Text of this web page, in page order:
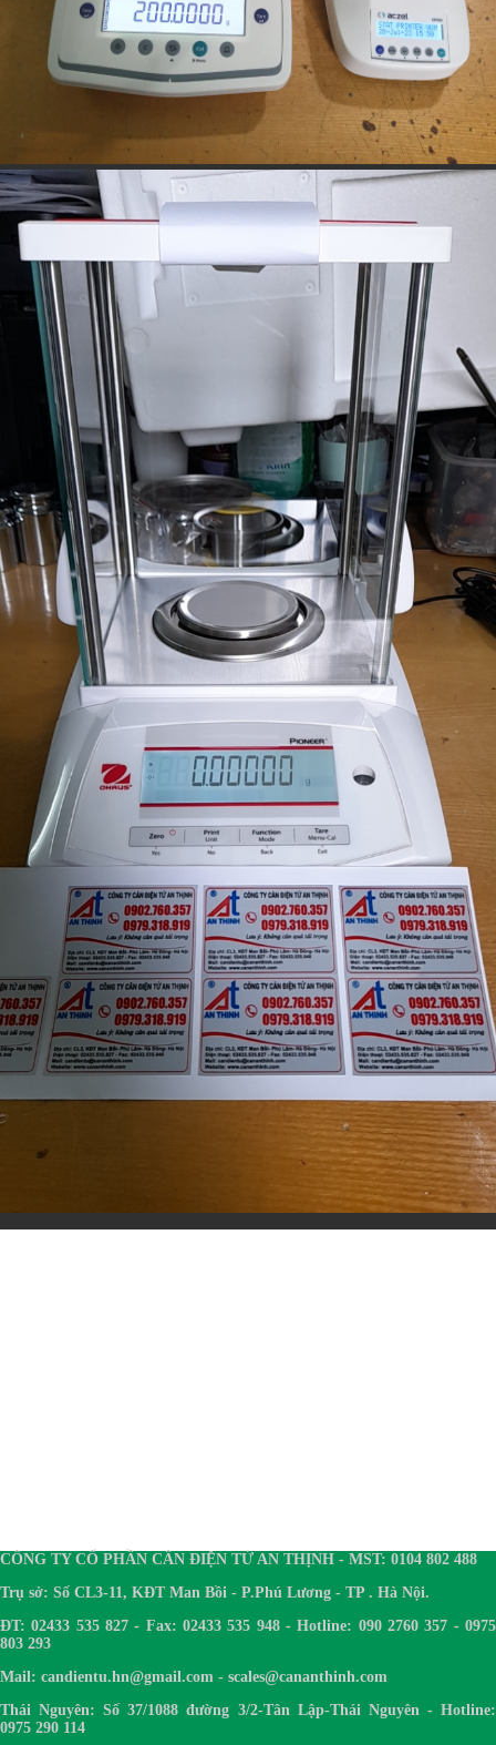
CÔNG TY CỔ PHẦN CÂN ĐIỆN TỬ AN THỊNH - MST: 0104 802 488
Trụ sở: Số CL3-11, KĐT Man Bồi - P.Phú Lương - TP . Hà Nội.
ĐT: 02433 535 827 - Fax: 02433 535 948 - Hotline: 090 2760 357 - 0975
803 293
Mail: candientu.hn@gmail.com - scales@cananthinh.com
Thái Nguyên: Số 37/1088 đường 3/2-Tân Lập-Thái Nguyên - Hotline:
0975 290 114